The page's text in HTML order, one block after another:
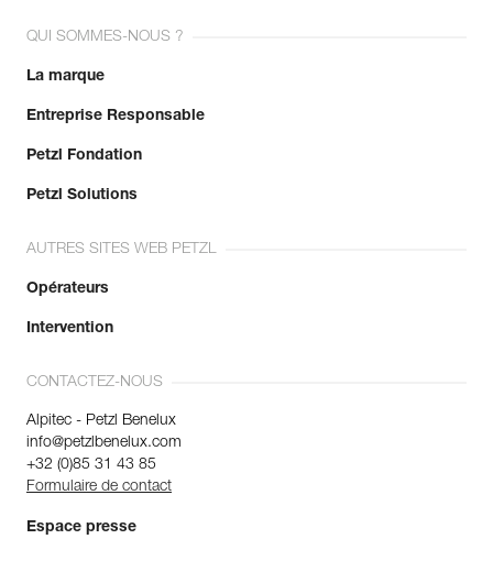
QUI SOMMES-NOUS ?
La marque
Entreprise Responsable
Petzl Fondation
Petzl Solutions
AUTRES SITES WEB PETZL
Opérateurs
Intervention
CONTACTEZ-NOUS
Alpitec - Petzl Benelux
info@petzlbenelux.com
+32 (0)85 31 43 85
Formulaire de contact
Espace presse